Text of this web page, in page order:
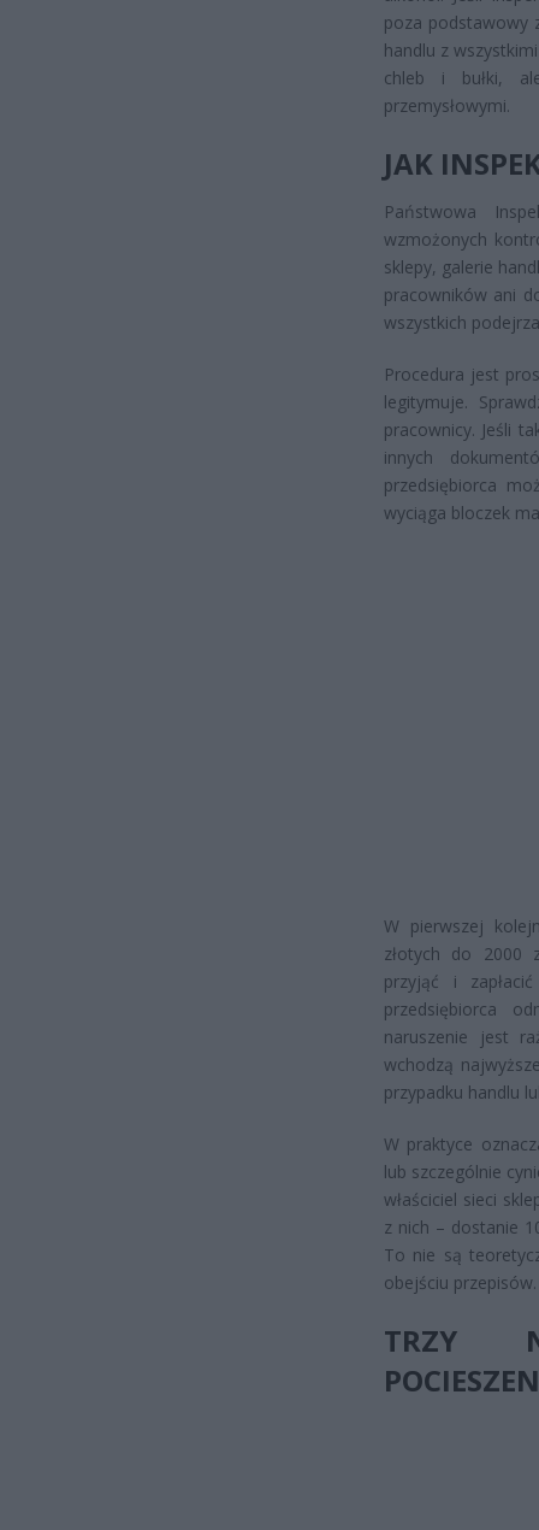
poza podstawowy
handlu z
chleb i bułki,
przemysłowymi.
JAK
Państwowa
wzmożonych
sklepy, galerie
pracowników ani
wszystkich
Procedura jest
legitymuje.
pracownicy. Jeśli
innych
przedsiębiorca
wyciąga bloczek
W pierwszej
złotych do 2000
przyjąć i
przedsiębiorca
naruszenie jest
wchodzą
przypadku handlu
W praktyce
lub szczególnie
właściciel sieci
z nich – dostanie
To nie są
obejściu przepisów.
TRZY